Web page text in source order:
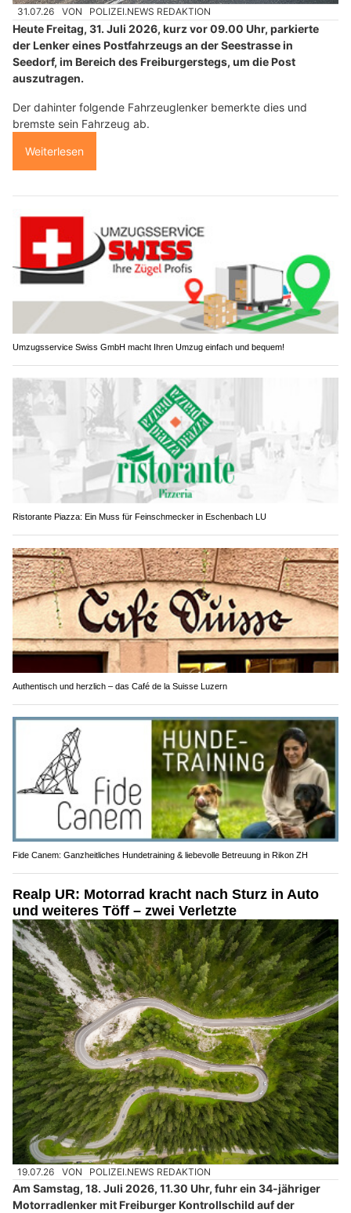
31.07.26 VON POLIZEI.NEWS REDAKTION
Heute Freitag, 31. Juli 2026, kurz vor 09.00 Uhr, parkierte
der Lenker eines Postfahrzeugs an der Seestrasse in
Seedorf, im Bereich des Freiburgerstegs, um die Post
auszutragen.
Der dahinter folgende Fahrzeuglenker bemerkte dies und
bremste sein Fahrzeug ab.
Weiterlesen
Umzugsservice Swiss GmbH macht Ihren Umzug einfach und bequem!
Ristorante Piazza: Ein Muss für Feinschmecker in Eschenbach LU
Authentisch und herzlich – das Café de la Suisse Luzern
Fide Canem: Ganzheitliches Hundetraining & liebevolle Betreuung in Rikon ZH
Realp UR: Motorrad kracht nach Sturz in Auto
und weiteres Töff – zwei Verletzte
19.07.26 VON POLIZEI.NEWS REDAKTION
Am Samstag, 18. Juli 2026, 11.30 Uhr, fuhr ein 34-jähriger
Motorradlenker mit Freiburger Kontrollschild auf der